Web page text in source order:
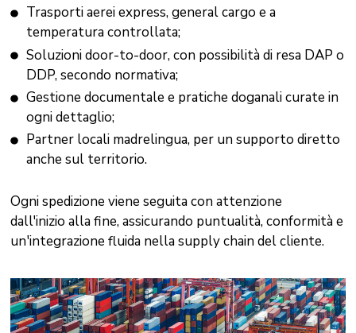
Trasporti aerei express, general cargo e a
temperatura controllata;
Soluzioni door-to-door, con possibilità di resa DAP o
DDP, secondo normativa;
Gestione documentale e pratiche doganali curate in
ogni dettaglio;
Partner locali madrelingua, per un supporto diretto
anche sul territorio.
Ogni spedizione viene seguita con attenzione
dall'inizio alla fine, assicurando puntualità, conformità e
un'integrazione fluida nella supply chain del cliente.